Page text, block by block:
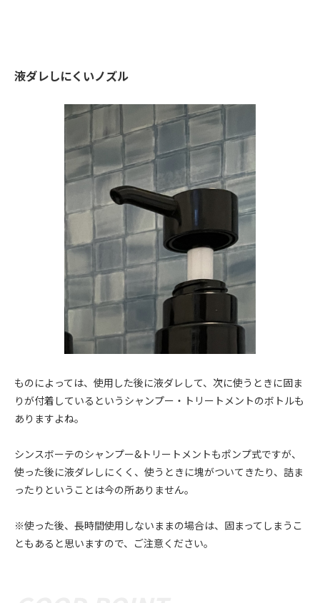
液ダレしにくいノズル
ものによっては、使用した後に液ダレして、次に使うときに固ま
りが付着しているというシャンプー・トリートメントのボトルも
ありますよね。
シンスボーテのシャンプー&トリートメントもポンプ式ですが、
使った後に液ダレしにくく、使うときに塊がついてきたり、詰ま
ったりということは今の所ありません。
※使った後、長時間使用しないままの場合は、固まってしまうこ
ともあると思いますので、ご注意ください。